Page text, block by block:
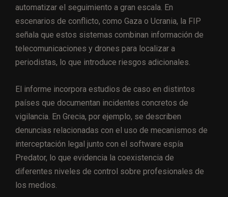
automatizar el seguimiento a gran escala. En
escenarios de conflicto, como Gaza o Ucrania, la FIP
señala que estos sistemas combinan información de
telecomunicaciones y drones para localizar a
periodistas, lo que introduce riesgos adicionales.
El informe incorpora estudios de caso en distintos
países que documentan incidentes concretos de
vigilancia. En Grecia, por ejemplo, se describen
denuncias relacionadas con el uso de mecanismos de
interceptación legal junto con el software espía
Predator, lo que evidencia la coexistencia de
diferentes niveles de control sobre profesionales de
los medios.